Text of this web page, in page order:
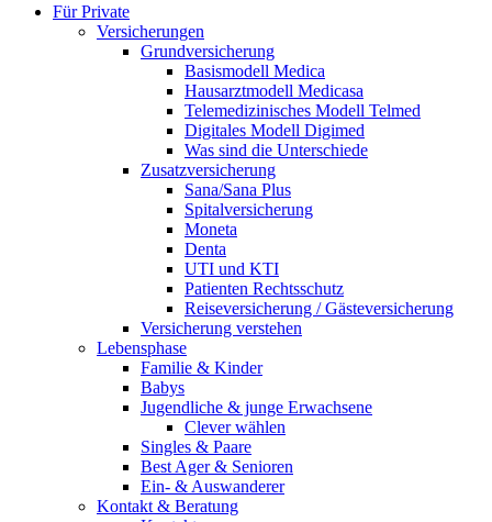
Für Private
Versicherungen
Grundversicherung
Basismodell Medica
Hausarztmodell Medicasa
Telemedizinisches Modell Telmed
Digitales Modell Digimed
Was sind die Unterschiede
Zusatzversicherung
Sana/Sana Plus
Spitalversicherung
Moneta
Denta
UTI und KTI
Patienten Rechtsschutz
Reiseversicherung / Gästeversicherung
Versicherung verstehen
Lebensphase
Familie & Kinder
Babys
Jugendliche & junge Erwachsene
Clever wählen
Singles & Paare
Best Ager & Senioren
Ein- & Auswanderer
Kontakt & Beratung